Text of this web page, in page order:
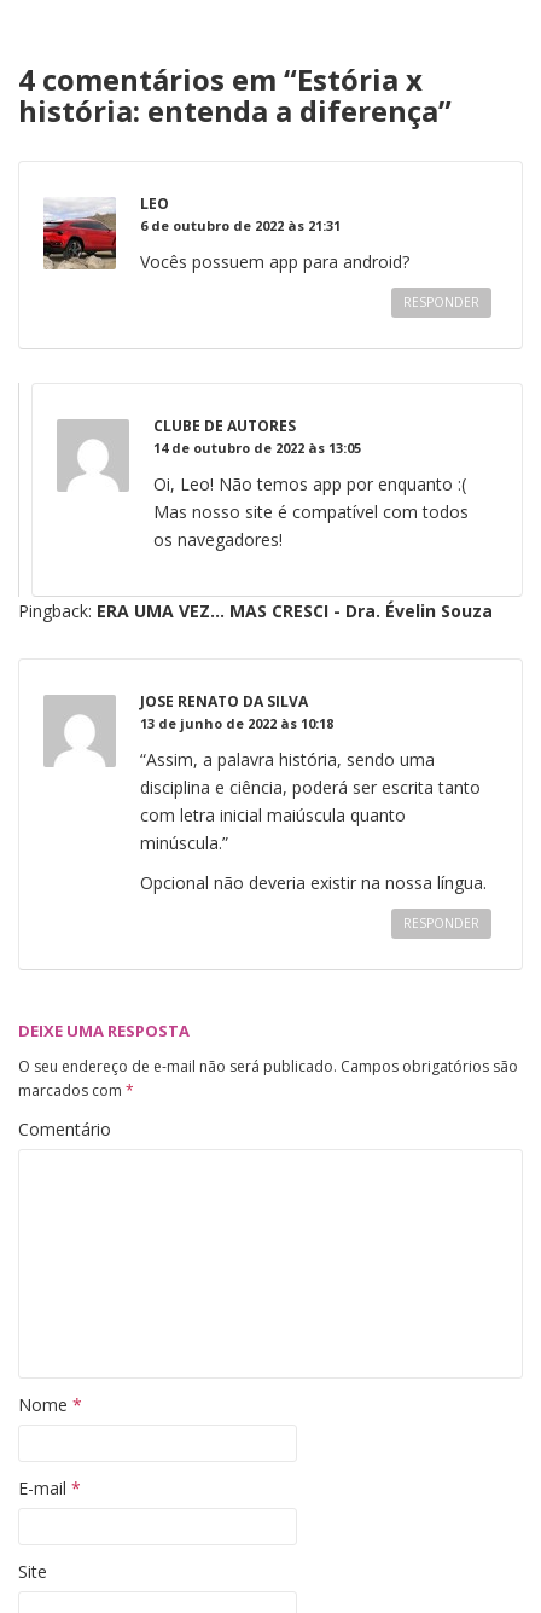
4 comentários em “Estória x
história: entenda a diferença”
LEO
6 de outubro de 2022 às 21:31
Vocês possuem app para android?
RESPONDER
CLUBE DE AUTORES
14 de outubro de 2022 às 13:05
Oi, Leo! Não temos app por enquanto :(
Mas nosso site é compatível com todos
os navegadores!
Pingback: ERA UMA VEZ… MAS CRESCI - Dra. Évelin Souza
JOSE RENATO DA SILVA
13 de junho de 2022 às 10:18
“Assim, a palavra história, sendo uma
disciplina e ciência, poderá ser escrita tanto
com letra inicial maiúscula quanto
minúscula.”
Opcional não deveria existir na nossa língua.
RESPONDER
DEIXE UMA RESPOSTA
O seu endereço de e-mail não será publicado. Campos obrigatórios são
marcados com *
Comentário
Nome *
E-mail *
Site